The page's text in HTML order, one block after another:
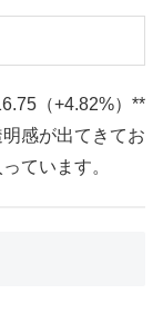
（+4.82%）**
感が出てきてお
ています。